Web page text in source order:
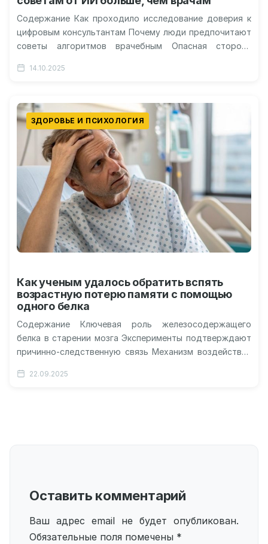
Содержание Как проходило исследование доверия к
цифровым консультантам Почему люди предпочитают
советы алгоритмов врачебным Опасная сторона
языковых моделей в медицинской…
14.10.2025
ЗДОРОВЬЕ И ПСИХОЛОГИЯ
Как ученым удалось обратить вспять
возрастную потерю памяти с помощью
одного белка
Содержание Ключевая роль железосодержащего
белка в старении мозга Эксперименты подтверждают
причинно-следственную связь Механизм воздействия
лечебное средство Перспективы применения у…
22.09.2025
Оставить комментарий
Ваш адрес email не будет опубликован.
Обязательные поля помечены *